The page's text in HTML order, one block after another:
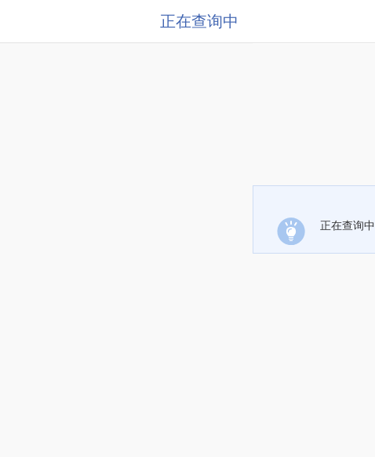
正在查询中
正在查询